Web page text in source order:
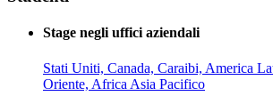
Stage negli uffici aziendali
Stati Uniti, Canada, Caraibi, America
Oriente, Africa Asia Pacifico